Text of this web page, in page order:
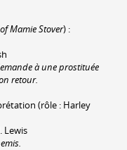
Mamie Stover) :
à une prostituée
retour.
(rôle : Harley
Lewis